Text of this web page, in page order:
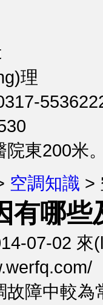
理
東200米
空調知識 >
有哪些
07-02 來
中較為常